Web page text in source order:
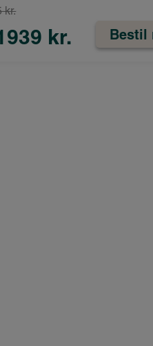
kr.
kr.
Bestil